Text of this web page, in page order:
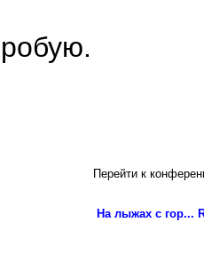
Перейти к
На лыжах с гор...